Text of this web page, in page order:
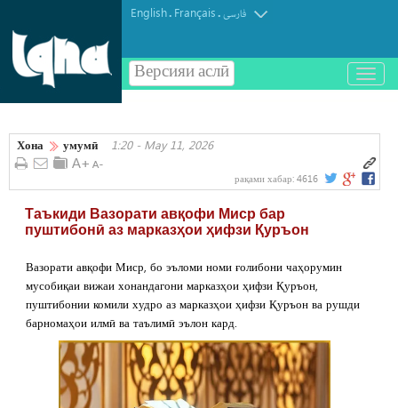
English. Français.فارسی
Версияи аслӣ
باز
و
کردن
Хона умумӣ 1:20 - May 11, 2026
рақами хабар: 4616
Таъкиди Вазорати авқофи Миср бар
пуштибонӣ аз марказҳои ҳифзи Қуръон
Вазорати авқофи Миср, бо эъломи номи ғолибони чаҳорумин
мусобиқаи вижаи хонандагони марказҳои ҳифзи Қуръон,
пуштибонии комили худро аз марказҳои ҳифзи Қуръон ва рушди
барномаҳои илмӣ ва таълимӣ эълон кард.